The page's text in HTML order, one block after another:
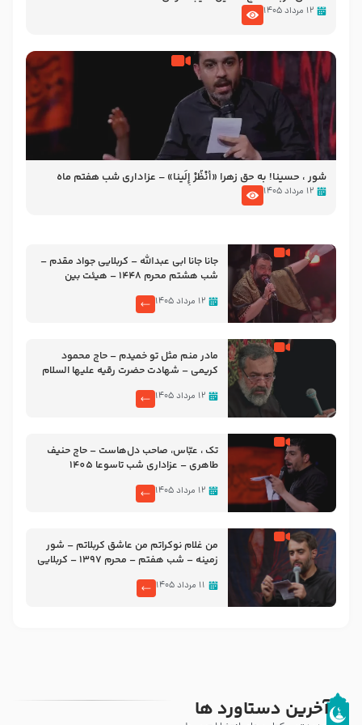
۱۲ مرداد ۱۴۰۵
شور ، حسینا! به‌ حق زهرا «أُنْظُرْ إِلَینا» – عزاداری شب هفتم ماه
محرّم 1405
۱۲ مرداد ۱۴۰۵
جانا جانا ابی عبدالله – کربلایی جواد مقدم –
شب هشتم محرم 1448 – هیئت بین
۱۲ مرداد ۱۴۰۵
مادر منم مثل تو خمیدم – حاج محمود
کریمی – شهادت حضرت رقیه علیها السلام
۱۲ مرداد ۱۴۰۵
تک ، عبّاس، صاحب دل‌هاست – حاج حنیف
طاهری – عزاداری شب تاسوعا 1405
۱۲ مرداد ۱۴۰۵
من غلام نوکراتم من عاشق کربلاتم – شور
زمینه – شب هفتم – محرم 1397 – کربلایی
۱۱ مرداد ۱۴۰۵
آخرین دستاورد ها